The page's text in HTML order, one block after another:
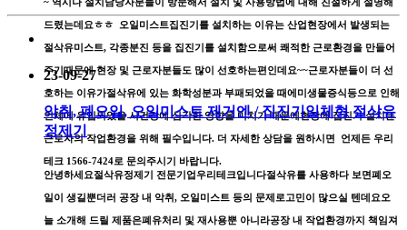
드렸는데요ㅎㅎ 오일미스트집진기를 설치하는 이유는 산업현장에서 발생되는
절삭유미스트, 각종분진 등을 집진기를 설치함으로써 쾌적한 근로환경을 만들어
주기때문에 현장 및 근로자분들도 많이 선호하는편인데요~~근로자분들이 더 선
호하는 이유가절삭유에 있는 화학성분과 부패되었을 때에미생물증식등으로 인해
인체에 유입되었을 시건강에 심각한 영향을 미치기 때문에현장에 집진기 설치는
근로자의 작업환경을 위해 필수입니다. 더 자세한 상담을 원하시면 언제든 우리
테크 1566-7424로 문의주시기 바랍니다.
23-09-27
악취, 폐오일, 오일미스트 제거엔 / 집진기일체형 절삭유
정제기
안녕하세요절삭유정제기 전문기업우리테크입니다​절삭유를 사용하다 보면폐오
일이 생길뿐더러 공장 내 악취, 오일미스트 등의 문제로고민이 많으실 텐데요오
늘 소개해 드릴 제품은폐유처리 및 재사용뿐 아니라공장 내 작업환경까지 책임져